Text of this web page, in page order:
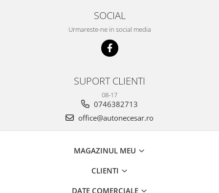
SOCIAL
Urmareste-ne in social media
SUPORT CLIENTI
08-17
0746382713
office@autonecesar.ro
MAGAZINUL MEU
CLIENTI
DATE COMERCIALE